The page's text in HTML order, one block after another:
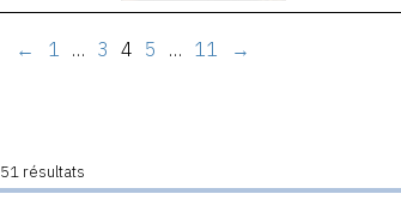
← 1 … 3 4 5 … 11 →
51 résultats